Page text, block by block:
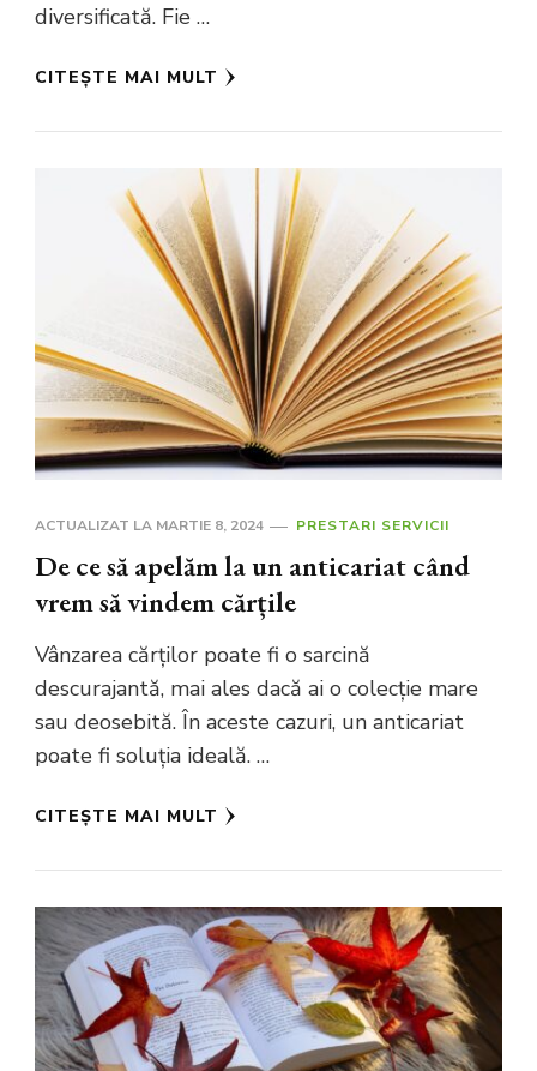
diversificată. Fie …
CITEȘTE MAI MULT
ACTUALIZAT LA MARTIE 8, 2024 PRESTARI SERVICII
De ce să apelăm la un anticariat când
vrem să vindem cărțile
Vânzarea cărților poate fi o sarcină
descurajantă, mai ales dacă ai o colecție mare
sau deosebită. În aceste cazuri, un anticariat
poate fi soluția ideală. …
CITEȘTE MAI MULT